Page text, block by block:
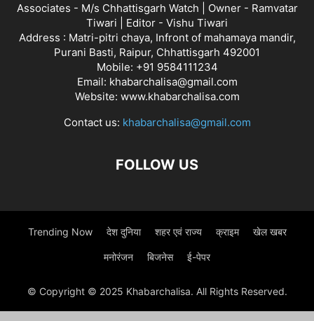
Associates - M/s Chhattisgarh Watch | Owner - Ramvatar
Tiwari | Editor - Vishu Tiwari
Address : Matri-pitri chaya, Infront of mahamaya mandir,
Purani Basti, Raipur, Chhattisgarh 492001
Mobile: +91 9584111234
Email: khabarchalisa@gmail.com
Website: www.khabarchalisa.com
Contact us: khabarchalisa@gmail.com
FOLLOW US
Trending Now देश दुनिया शहर एवं राज्य क्राइम खेल खबर
मनोरंजन बिजनेस ई-पेपर
© Copyright © 2025 Khabarchalisa. All Rights Reserved.